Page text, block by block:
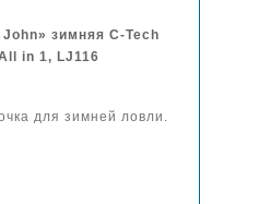
зимняя C-Tech
in 1, LJ116
для зимней ловли.